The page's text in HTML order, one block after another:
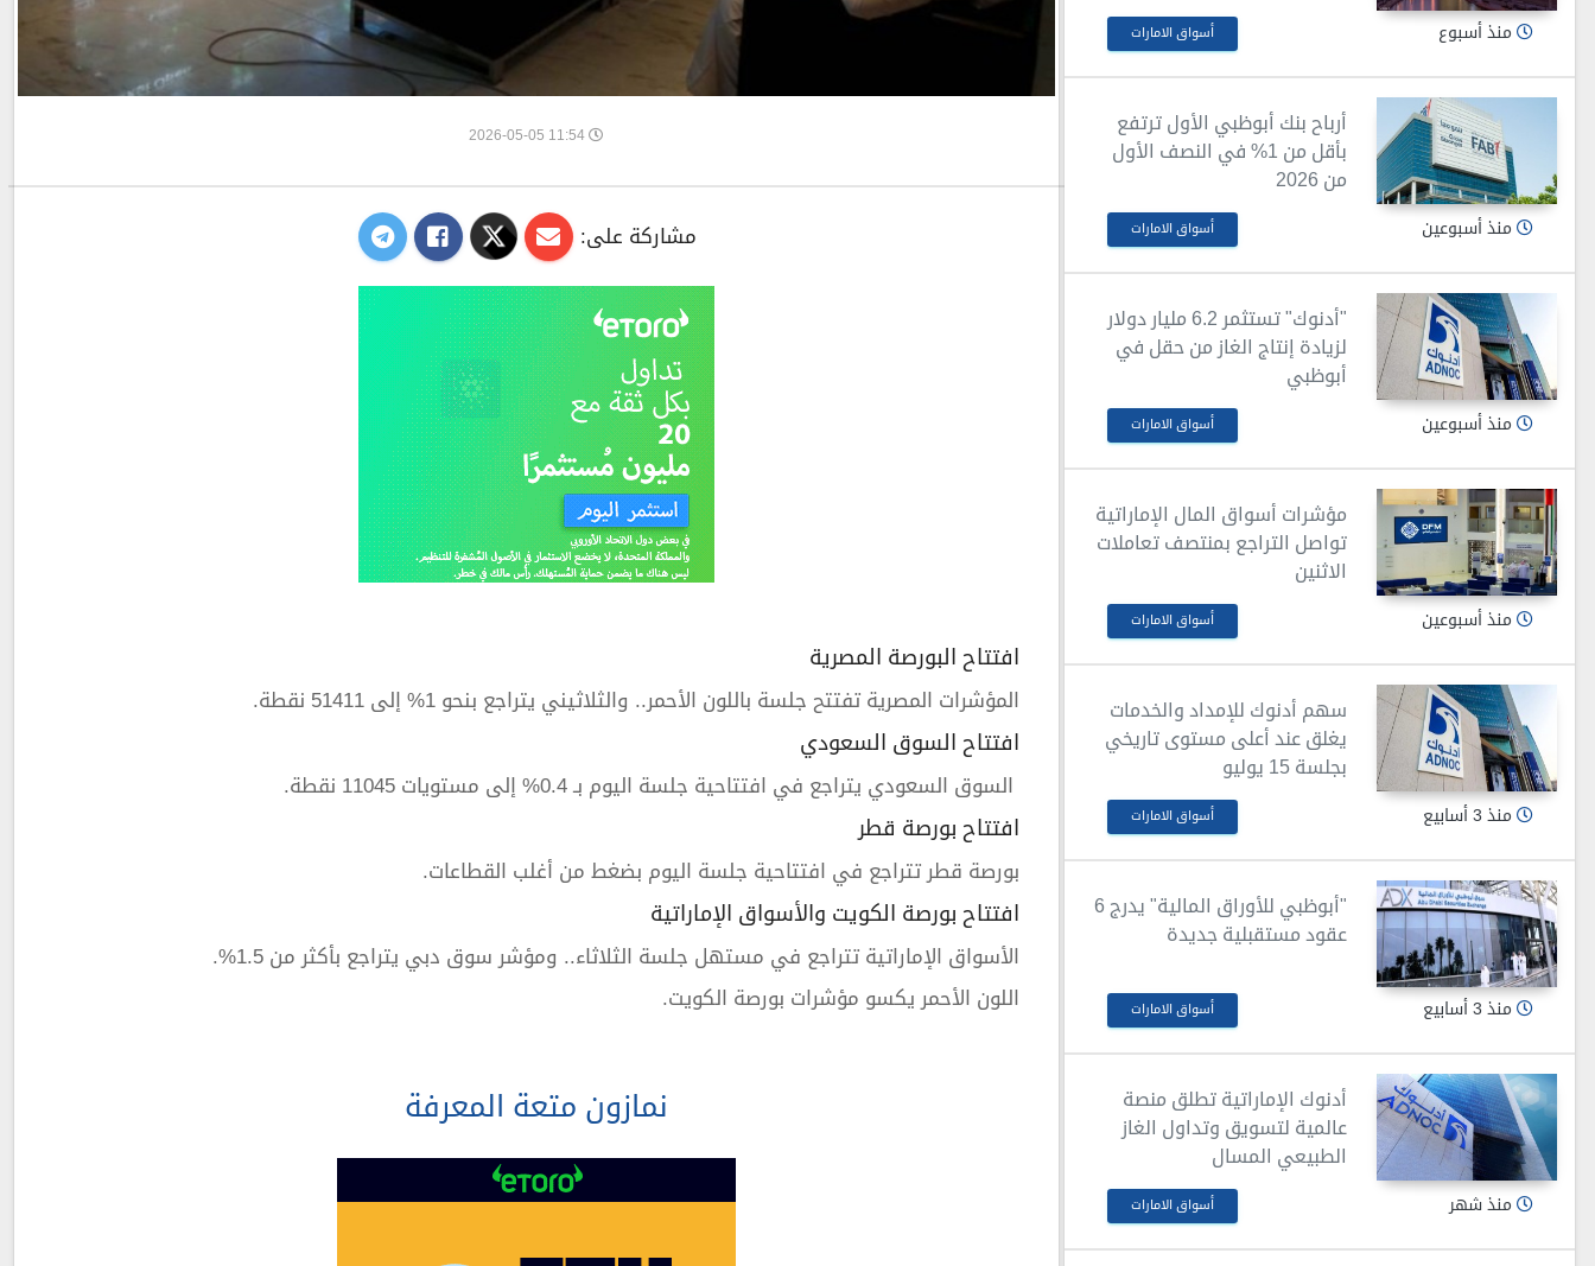
منذ أسبوع أسواق الامارات
أرباح بنك أبوظبي الأول ترتفع
بأقل من 1% في النصف الأول
من 2026
منذ أسبوعين أسواق الامارات
"أدنوك" تستثمر 6.2 مليار دولار
لزيادة إنتاج الغاز من حقل في
أبوظبي
منذ أسبوعين أسواق الامارات
مؤشرات أسواق المال الإماراتية
تواصل التراجع بمنتصف تعاملات
الاثنين
منذ أسبوعين أسواق الامارات
سهم أدنوك للإمداد والخدمات
يغلق عند أعلى مستوى تاريخي
بجلسة 15 يوليو
منذ 3 أسابيع أسواق الامارات
"أبوظبي للأوراق المالية" يدرج 6
عقود مستقبلية جديدة
منذ 3 أسابيع أسواق الامارات
أدنوك الإماراتية تطلق منصة
عالمية لتسويق وتداول الغاز
الطبيعي المسال
منذ شهر أسواق الامارات
11:54 2026-05-05
مشاركة على:
افتتاح البورصة المصرية
المؤشرات المصرية تفتتح جلسة باللون الأحمر.. والثلاثيني يتراجع بنحو 1% إلى 51411 نقطة.
افتتاح السوق السعودي
السوق السعودي يتراجع في افتتاحية جلسة اليوم بـ 0.4% إلى مستويات 11045 نقطة.
افتتاح بورصة قطر
بورصة قطر تتراجع في افتتاحية جلسة اليوم بضغط من أغلب القطاعات.
افتتاح بورصة الكويت والأسواق الإماراتية
الأسواق الإماراتية تتراجع في مستهل جلسة الثلاثاء.. ومؤشر سوق دبي يتراجع بأكثر من 1.5%.
اللون الأحمر يكسو مؤشرات بورصة الكويت.
نمازون متعة المعرفة